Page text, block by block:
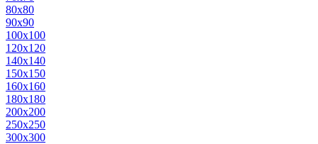
80х80
90х90
100х100
120х120
140х140
150х150
160х160
180х180
200х200
250х250
300х300